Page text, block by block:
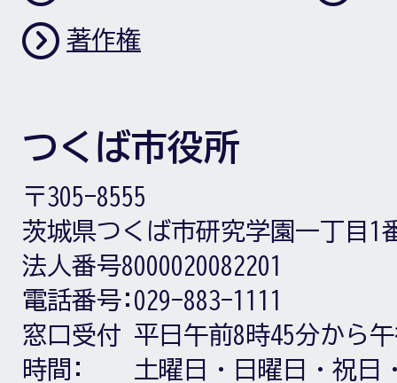
著作権
つくば市役所
〒305-8555
茨城県つくば市研究学園一丁目1
法人番号8000020082201
電話番号: 029-883-1111
窓口受付
時間:
平日午前8時45分から
土曜日・日曜日・祝日